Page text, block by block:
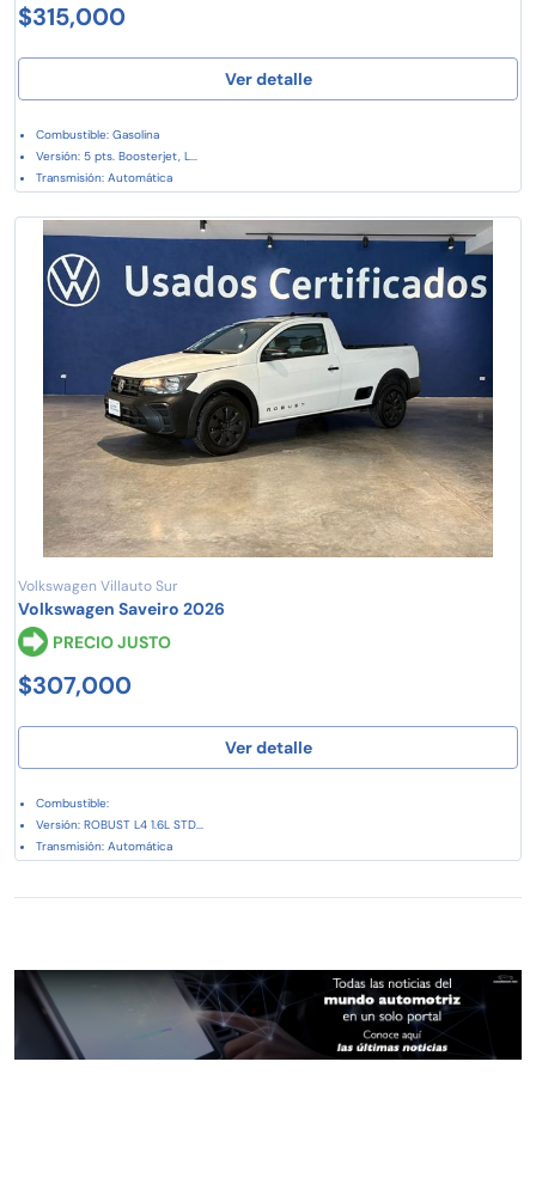
$315,000
Ver detalle
Combustible: Gasolina
Versión: 5 pts. Boosterjet, L...
Transmisión: Automática
Volkswagen Villauto Sur
Volkswagen Saveiro 2026
PRECIO JUSTO
$307,000
Ver detalle
Combustible:
Versión: ROBUST L4 1.6L STD...
Transmisión: Automática